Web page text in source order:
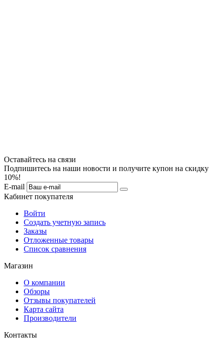
Оставайтесь на связи
Подпишитесь на наши новости и получите купон на скидку
10%!
E-mail
Кабинет покупателя
Войти
Создать учетную запись
Заказы
Отложенные товары
Список сравнения
Магазин
О компании
Обзоры
Отзывы покупателей
Карта сайта
Производители
Контакты